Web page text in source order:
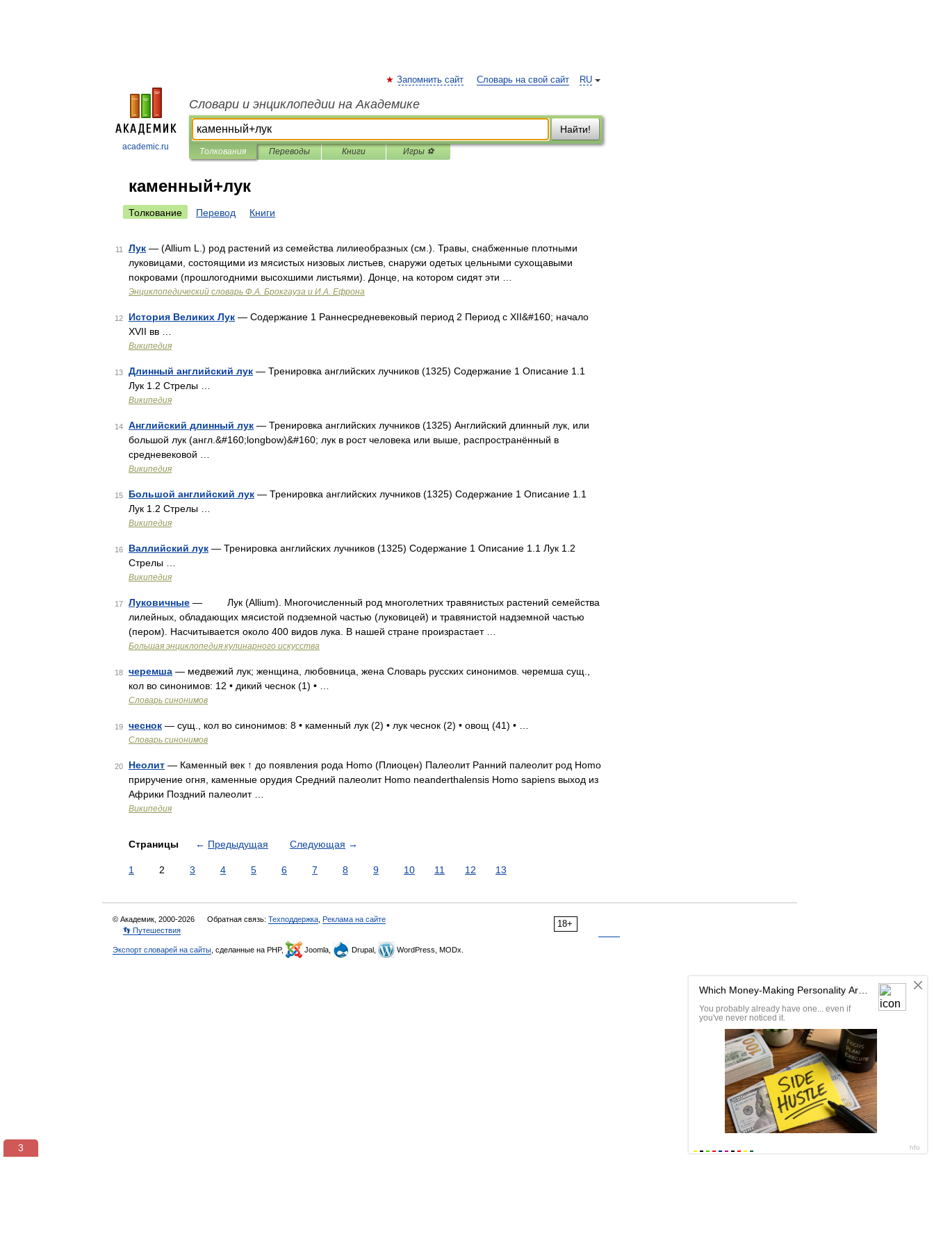
academic.ru
RU
Запомнить сайт Словарь на свой сайт
Словари и энциклопедии на Академике
Найти!
Толкования Переводы Книги Игры ⚽
каменный+лук
Толкование Перевод Книги
11 Лук — (Allium L.) род растений из семейства лилиеобразных (см.). Травы, снабженные плотными
луковицами, состоящими из мясистых низовых листьев, снаружи одетых цельными сухощавыми
покровами (прошлогодними высохшими листьями). Донце, на котором сидят эти …
Энциклопедический словарь Ф.А. Брокгауза и И.А. Ефрона
12 История Великих Лук — Содержание 1 Раннесредневековый период 2 Период с XII&#160; начало
XVII вв …
Википедия
13 Длинный английский лук — Тренировка английских лучников (1325) Содержание 1 Описание 1.1
Лук 1.2 Стрелы …
Википедия
14 Английский длинный лук — Тренировка английских лучников (1325) Английский длинный лук, или
большой лук (англ.&#160;longbow)&#160; лук в рост человека или выше, распространённый в
средневековой …
Википедия
15 Большой английский лук — Тренировка английских лучников (1325) Содержание 1 Описание 1.1
Лук 1.2 Стрелы …
Википедия
16 Валлийский лук — Тренировка английских лучников (1325) Содержание 1 Описание 1.1 Лук 1.2
Стрелы …
Википедия
17 Луковичные — Лук (Allium). Многочисленный род многолетних травянистых растений семейства
лилейных, обладающих мясистой подземной частью (луковицей) и травянистой надземной частью
(пером). Насчитывается около 400 видов лука. В нашей стране произрастает …
Большая энциклопедия кулинарного искусства
18 черемша — медвежий лук; женщина, любовница, жена Словарь русских синонимов. черемша сущ.,
кол во синонимов: 12 • дикий чеснок (1) • …
Словарь синонимов
19 чеснок — сущ., кол во синонимов: 8 • каменный лук (2) • лук чеснок (2) • овощ (41) • …
Словарь синонимов
20 Неолит — Каменный век ↑ до появления рода Homo (Плиоцен) Палеолит Ранний палеолит род Homo
приручение огня, каменные орудия Средний палеолит Homo neanderthalensis Homo sapiens выход из
Африки Поздний палеолит …
Википедия
Страницы ← Предыдущая Следующая →
1 2 3 4 5 6 7 8 9 10 11 12 13
18+
© Академик, 2000-2026 Обратная связь: Техподдержка Реклама на сайте
👣 Путешествия
Экспорт словарей на сайты , сделанные на PHP, Joomla, Drupal, WordPress, MODx.
2